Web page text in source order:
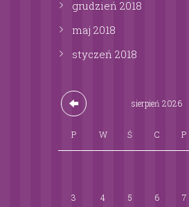
grudzień 2018
maj 2018
styczeń 2018
sierpień 2026
P W Ś C P
3 4 5 6 7